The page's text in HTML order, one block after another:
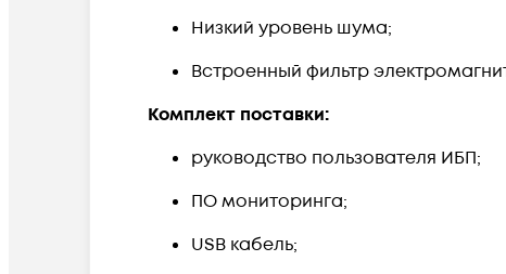
Низкий уровень шума;
Встроенный фильтр
Комплект поставки:
руководство пользователя ИБП;
ПО мониторинга;
USB кабель;